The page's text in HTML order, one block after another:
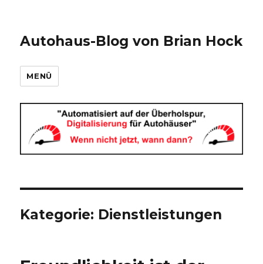
Autohaus-Blog von Brian Hock
MENÜ
Kategorie: Dienstleistungen